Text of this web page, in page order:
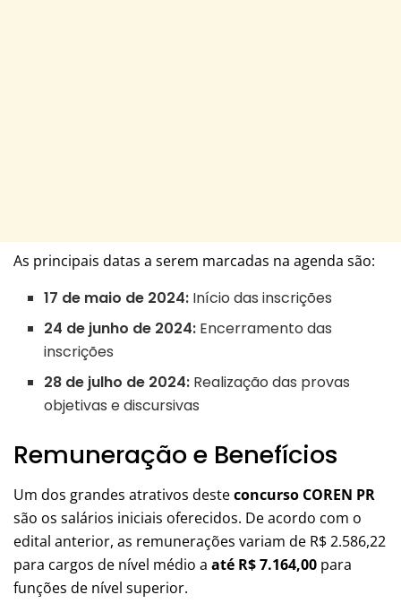
As principais datas a serem marcadas na agenda são:
17 de maio de 2024: Início das inscrições
24 de junho de 2024: Encerramento das
inscrições
28 de julho de 2024: Realização das provas
objetivas e discursivas
Remuneração e Benefícios
Um dos grandes atrativos desteconcurso COREN PR
são os salários iniciais oferecidos. De acordo com o
edital anterior, as remunerações variam de R$ 2.586,22
para cargos de nível médio a até R$ 7.164,00 para
funções de nível superior.